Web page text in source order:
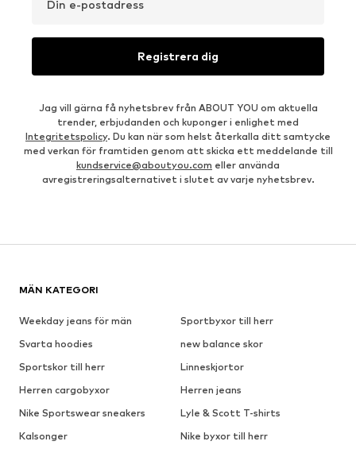
Din e-postadress
Registrera dig
Jag vill gärna få nyhetsbrev från ABOUT YOU om aktuella
trender, erbjudanden och kuponger i enlighet med
Integritetspolicy. Du kan när som helst återkalla ditt samtycke
med verkan för framtiden genom att skicka ett meddelande till
kundservice@aboutyou.com eller använda
avregistreringsalternativet i slutet av varje nyhetsbrev.
MÄN KATEGORI
Weekday jeans för män
Sportbyxor till herr
Svarta hoodies
new balance skor
Sportskor till herr
Linneskjortor
Herren cargobyxor
Herren jeans
Nike Sportswear sneakers
Lyle & Scott T-shirts
Kalsonger
Nike byxor till herr